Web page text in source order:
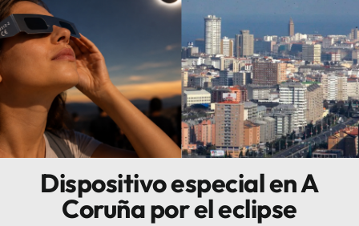
Gastronomía
Escenarios
Sostenibilidad
Innova
Dispositivo especial en A
Coruña por el eclipse